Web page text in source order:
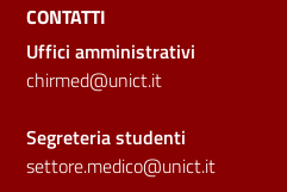
CONTATTI
Uffici amministrativi
chirmed@unict.it
Segreteria studenti
settore.medico@unict.it